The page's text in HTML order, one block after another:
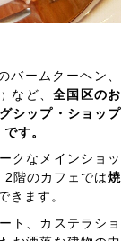
バームクーヘン、
など、全国区のお
シップ・ショップ
です。
クなメインショッ
2階のカフェでは焼
きます。
ト、カステラショ